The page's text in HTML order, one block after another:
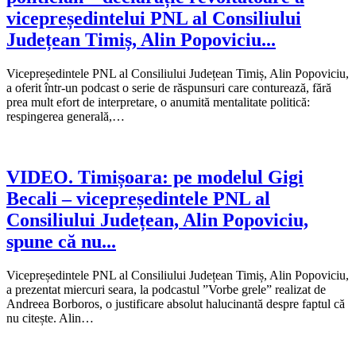
vicepreședintelui PNL al Consiliului
Județean Timiș, Alin Popoviciu...
Vicepreședintele PNL al Consiliului Județean Timiș, Alin Popoviciu,
a oferit într-un podcast o serie de răspunsuri care conturează, fără
prea mult efort de interpretare, o anumită mentalitate politică:
respingerea generală,…
VIDEO. Timișoara: pe modelul Gigi
Becali – vicepreședintele PNL al
Consiliului Județean, Alin Popoviciu,
spune că nu...
Vicepreședintele PNL al Consiliului Județean Timiș, Alin Popoviciu,
a prezentat miercuri seara, la podcastul ”Vorbe grele” realizat de
Andreea Borboros, o justificare absolut halucinantă despre faptul că
nu citește. Alin…